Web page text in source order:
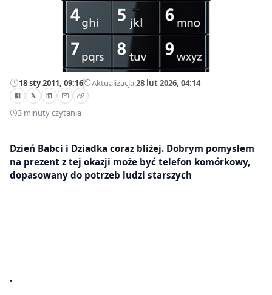
18 sty 2011, 09:16—Aktualizacja:28 lut 2026, 04:14
3 minuty czytania
Dzień Babci i Dziadka coraz bliżej. Dobrym pomysłem
na prezent z tej okazji może być telefon komórkowy,
dopasowany do potrzeb ludzi starszych
.